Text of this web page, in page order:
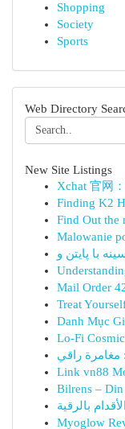
Shopping
Society
Sports
Web Directory
New Site Listings
Xchat 官网
Finding K2
Find Out the
Malowanie
Mail Order
Treat
Danh Mục
Lo-Fi
Link vn88
Bilrens –
بالرقية
Myoglow